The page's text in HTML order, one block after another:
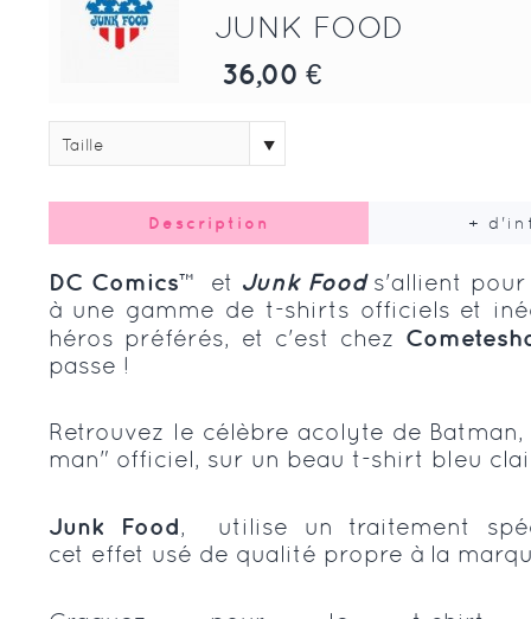
JUNK FOOD
36,00 €
Taille
Description +
DC Comics™ et Junk Foods'allient pour
à une gamme de t-shirts officiels et
héros préférés, et c'est chez
passe !
Retrouvez le célèbre acolyte de
man" officiel, sur un beau t-shirt bleu
Junk Food, utilise un traitement
cet effet usé de qualité propre à la